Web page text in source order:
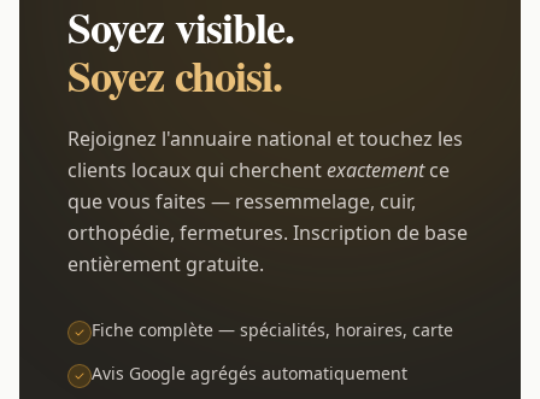
Soyez visible.
Soyez choisi.
Rejoignez l'annuaire national et touchez les
clients locaux qui cherchentexactementce
que vous faites — ressemmelage, cuir,
orthopédie, fermetures. Inscription de base
entièrement gratuite.
Fiche complète — spécialités, horaires, carte
Avis Google agrégés automatiquement